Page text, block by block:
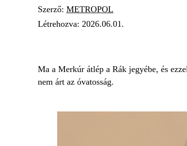
Szerző: METROPOL
Létrehozva: 2026.06.01.
Ma a Merkúr átlép a Rák jegyébe, és
nem árt az óvatosság.